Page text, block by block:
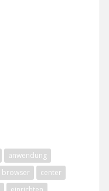
anwendung
browser
center